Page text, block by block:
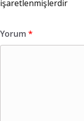
işaretlenmişlerdir
Yorum *